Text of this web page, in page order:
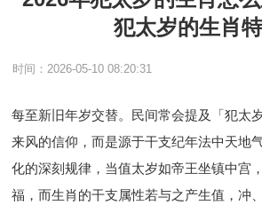
犯太岁的生肖
时间：2026-05-10 08:20:31
每至新旧年岁交替。民间常会提及「犯太
来风的信仰，而是源于干支纪年法中天地
化的深刻规律，当值太岁如帝王坐镇中宫
福，而生肖的干支属性若与之产生值，冲